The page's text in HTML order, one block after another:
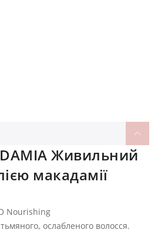
Живильний
макадамії
Nourishing
ослабленого волосся.